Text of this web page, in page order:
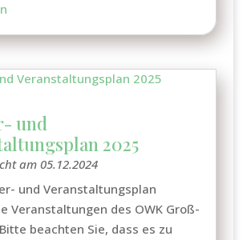
und
2025
am 05.12.2024
und Veranstaltungsplan
Veranstaltungen des OWK Groß-
beachten Sie, dass es zu